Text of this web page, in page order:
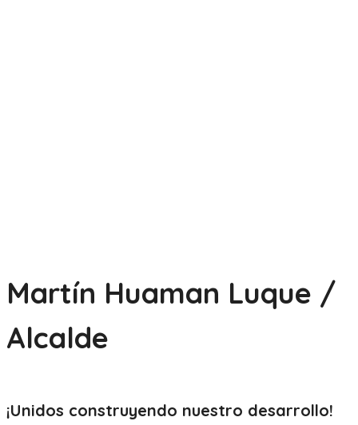
Martín Huaman Luque /
Alcalde
¡Unidos construyendo nuestro desarrollo!